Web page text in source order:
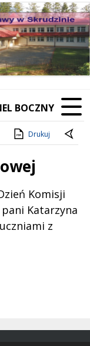
BOCZNY
Drukuj
Komisji
Katarzyna
z